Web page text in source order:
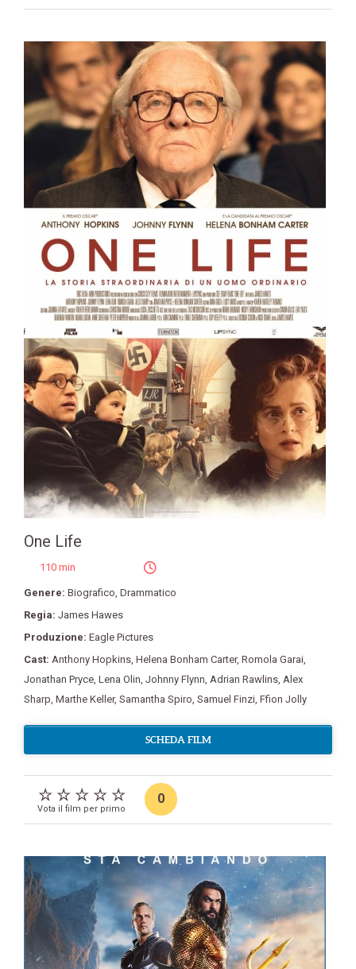
One Life
110 min
Genere: Biografico Drammatico
Regia: James Hawes
Produzione: Eagle Pictures
Cast: Anthony Hopkins Helena Bonham Carter, Romola Garai
Jonathan Pryce Lena Olin Johnny Flynn Adrian Rawlins Alex
Sharp Marthe Keller, Samantha Spiro Samuel Finzi Ffion Jolly
SCHEDA FILM
Vota il film per primo
0